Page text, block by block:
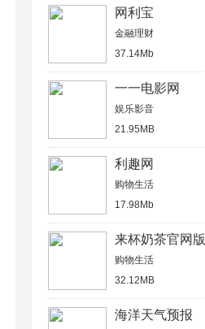
网利宝
金融理财
37.14Mb
一一电影网
娱乐影音
21.95MB
利趣网
购物生活
17.98Mb
来杯奶茶官网版
购物生活
32.12MB
海洋天气预报